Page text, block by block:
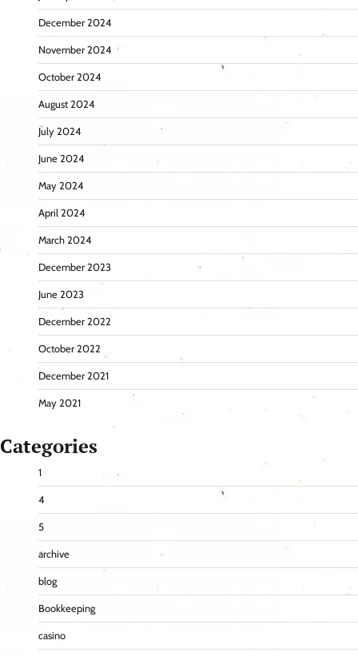
December 2024
November 2024
October 2024
August 2024
July 2024
June 2024
May 2024
April 2024
March 2024
December 2023
June 2023
December 2022
October 2022
December 2021
May 2021
Categories
1
4
5
archive
blog
Bookkeeping
casino